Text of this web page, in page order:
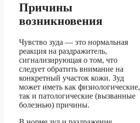
Причины
возникновения
Чувство зуда — это нормальная
реакция на раздражитель,
сигнализирующая о том, что
следует обратить внимание на
конкретный участок кожи. Зуд
может иметь как физиологические,
так и патологические (вызванные
болезнью) причины.